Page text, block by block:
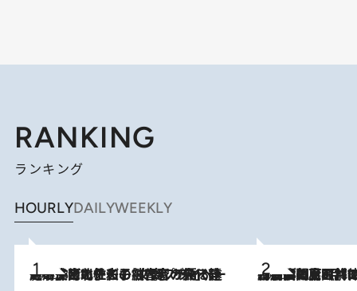
RANKING
ランキング
HOURLYDAILYWEEKLY
2026.8.3
《「文士の子ども被害者の会」発足！》阿川佐和子（72）が語る遠藤周作に北杜夫、劇作家・矢代静一の子どもたちの“文豪プライベート事件簿” 2026.8.8
「最後に見られてよかった」上野動物園の東園パンダ舎が解体前に特別公開。8月16日まで延長されたパネル展と共に辿る“半世紀”のパンダ飼育《解体工事の図面あり》